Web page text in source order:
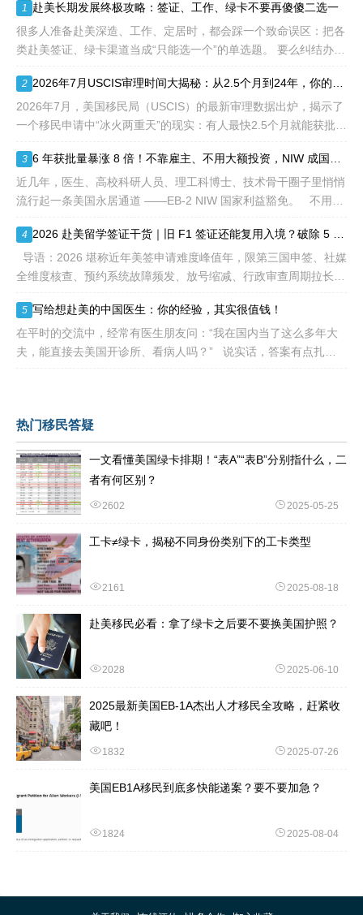
签证，都会用于满足"优
先"移民类别的申请。EB1A
不需要雇主支持、不用办理
等的限制，所以也愈来愈受
到中国杰出人才的青睐。
1
赴美长期发展终极攻略：签证、工作、绿卡不要再傻傻二选一
很多人准备赴美深造、工作、定居时，都会踩一个致命误区：把各
类赴美签证、绿卡渠道当成“只能选一个”的单选题。 要么纠结办哪
突、白白浪费几年
2
2026年7月，美国移民局（USCIS）的最新审理数据出炉，揭示了
一个移民申请中“冰火两重天”的现实：有人最快2.5个月就能获批，
一
3
近几年，医生、高校科研人员、理工科博士、技术骨干圈子里悄悄
流行起一条美国永居通道 ——EB-2 NIW 国家利益豁免。 不用提
4
全维度核查、预约系统故障频发、放号缩减、行政审查周期拉长，
5 写给想赴美的中国医生：你的经验，其实很值钱！
在平时的交流中，经常有医生朋友问：“我在国内当了这么多年大
夫，能直接去美国开诊所、看病人吗？” 说实话，答案有点扎
热门移民答疑
一文看懂美国绿卡排期！“表A”“表B”分别指什么，二
者有何区别？
2602 2025-05-25
工卡≠绿卡，揭秘不同身份类别下的工卡类型
2161 2025-08-18
赴美移民必看：拿了绿卡之后要不要换美国护照？
2028 2025-06-10
2025最新美国EB-1A杰出人才移民全攻略，赶紧收
藏吧！
1832 2025-07-26
美国EB1A移民到底多快能递案？要不要加急？
1824 2025-08-04